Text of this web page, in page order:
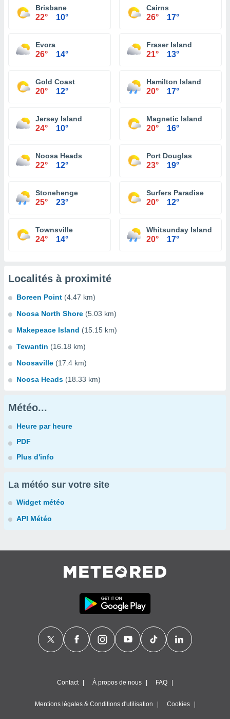
Brisbane
22° 10°
Cairns
26° 17°
Evora
26° 14°
Fraser Island
21° 13°
Gold Coast
20° 12°
Hamilton Island
20° 17°
Jersey Island
24° 10°
Magnetic Island
20° 16°
Noosa Heads
22° 12°
Port Douglas
23° 19°
Stonehenge
25° 23°
Surfers Paradise
20° 12°
Townsville
24° 14°
Whitsunday Island
20° 17°
Localités à proximité
Boreen Point (4.47 km)
Noosa North Shore (5.03 km)
Makepeace Island (15.15 km)
Tewantin (16.18 km)
Noosaville (17.4 km)
Noosa Heads (18.33 km)
Météo...
Heure par heure
PDF
Plus d'info
La météo sur votre site
Widget météo
API Météo
Contact À propos de nous FAQ
Mentions légales & Conditions d'utilisation Cookies